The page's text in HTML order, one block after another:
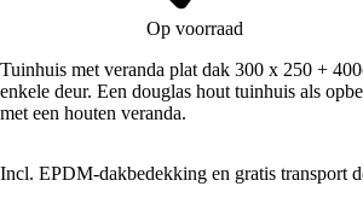
Op voorraad
Tuinhuis met veranda plat dak 300 x 250 +
enkele deur. Een douglas hout tuinhuis als
met een houten veranda.
Incl. EPDM-dakbedekking en gratis transport